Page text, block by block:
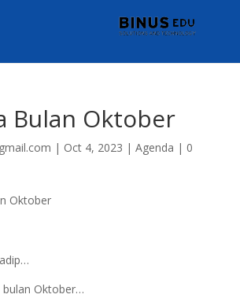
Bulan Oktober
| Oct 4, 2023 | Agenda | 0
bulan Oktober…